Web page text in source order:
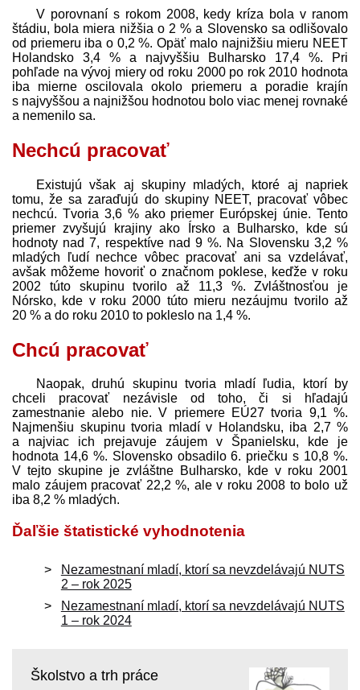
V porovnaní s rokom 2008, kedy kríza bola v ranom
štádiu, bola miera nižšia o 2 % a Slovensko sa odlišovalo
od priemeru iba o 0,2 %. Opäť malo najnižšiu mieru NEET
Holandsko 3,4 % a najvyššiu Bulharsko 17,4 %. Pri
pohľade na vývoj miery od roku 2000 po rok 2010 hodnota
iba mierne oscilovala okolo priemeru a poradie krajín
s najvyššou a najnižšou hodnotou bolo viac menej rovnaké
a nemenilo sa.
Nechcú pracovať
Existujú však aj skupiny mladých, ktoré aj napriek
tomu, že sa zaraďujú do skupiny NEET, pracovať vôbec
nechcú. Tvoria 3,6 % ako priemer Európskej únie. Tento
priemer zvyšujú krajiny ako Írsko a Bulharsko, kde sú
hodnoty nad 7, respektíve nad 9 %. Na Slovensku 3,2 %
mladých ľudí nechce vôbec pracovať ani sa vzdelávať,
avšak môžeme hovoriť o značnom poklese, keďže v roku
2002 túto skupinu tvorilo až 11,3 %. Zvláštnosťou je
Nórsko, kde v roku 2000 túto mieru nezáujmu tvorilo až
20 % a do roku 2010 to pokleslo na 1,4 %.
Chcú pracovať
Naopak, druhú skupinu tvoria mladí ľudia, ktorí by
chceli pracovať nezávisle od toho, či si hľadajú
zamestnanie alebo nie. V priemere EÚ27 tvoria 9,1 %.
Najmenšiu skupinu tvoria mladí v Holandsku, iba 2,7 %
a najviac ich prejavuje záujem v Španielsku, kde je
hodnota 14,6 %. Slovensko obsadilo 6. priečku s 10,8 %.
V tejto skupine je zvláštne Bulharsko, kde v roku 2001
malo záujem pracovať 22,2 %, ale v roku 2008 to bolo už
iba 8,2 % mladých.
Ďaľšie štatistické vyhodnotenia
Nezamestnaní mladí, ktorí sa nevzdelávajú NUTS
2 – rok 2025
Nezamestnaní mladí, ktorí sa nevzdelávajú NUTS
1 – rok 2024
Školstvo a trh práce